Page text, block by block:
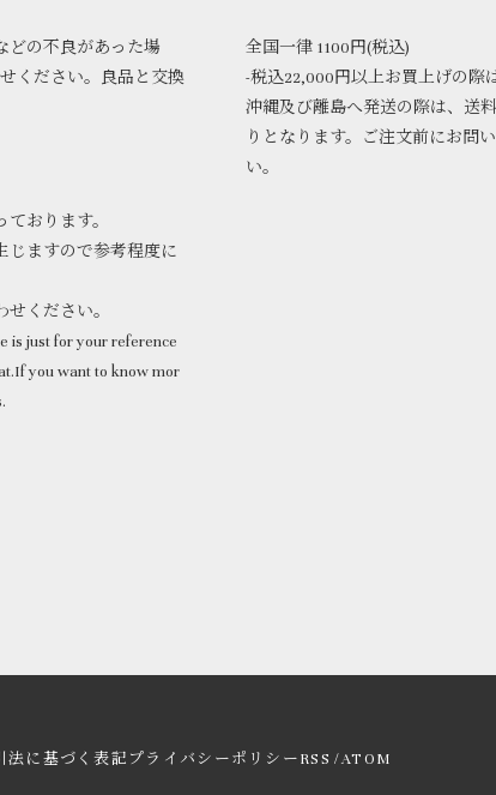
どの不良があった場
ください。良品と交換
おります。
じますので参考程度に
せください。
is just for your reference
you want to know mor
全国一律 1100円(税込)
-税込22,000円以上お買上げの際
沖縄及び離島へ発送の際は、送
りとなります。ご注文前にお問
い。
法に基づく表記 プライバシーポリシー RSS /ATOM